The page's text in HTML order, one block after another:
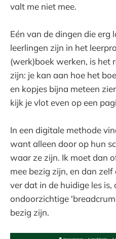
valt me niet mee.
Eén van de dingen die erg
leerlingen zijn in het
(werk)boek werken, is het
zijn: je kan aan hoe het
en kopjes bijna meteen
kijk je vlot even op een
In een digitale methode
want alleen door op hun
waar ze zijn. Ik moet dan
mee bezig zijn, en dan
ver dat in de huidige les is,
ondoorzichtige
bezig zijn.